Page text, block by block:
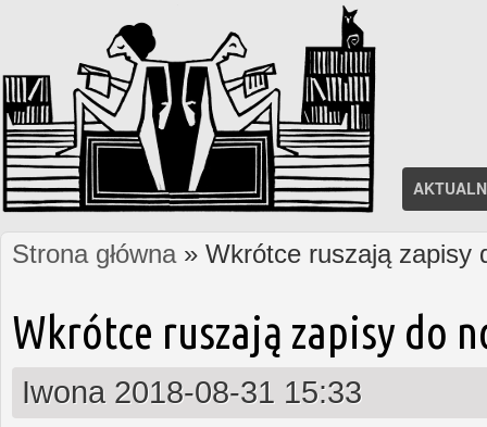
Jesteś tutaj
Strona główna» Wkrótce ruszają zapisy
Wkrótce ruszają zapisy do
Iwona 2018-08-31 15:33